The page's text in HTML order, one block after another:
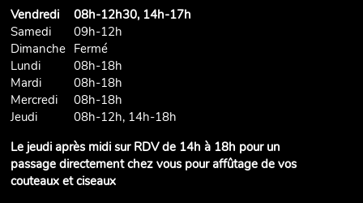
Vendredi
08h-12h30, 14h-17h
Samedi
09h-12h
Dimanche Fermé
Lundi
08h-18h
Mardi
08h-18h
Mercredi
08h-18h
Jeudi
08h-12h, 14h-18h
Le jeudi après midi sur RDV de 14h à 18h pour un
passage directement chez vous pour affûtage de vos
couteaux et ciseaux